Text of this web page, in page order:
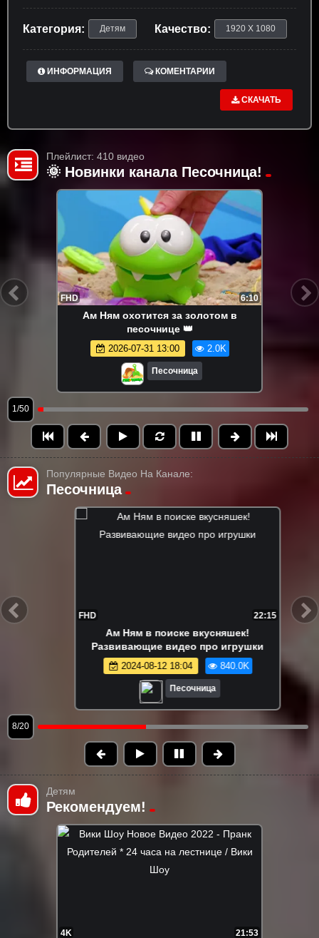
Категория: Детям Качество: 1920 X 1080
ИНФОРМАЦИЯ КОМЕНТАРИИ
СКАЧАТЬ
Плейлист: 410 видео
🌞 Новинки канала Песочница!
FHD 6:10
Ам Ням охотится за золотом в
песочнице 👑
2026-07-31 13:00 2.0K
Песочница
1/50
Популярные Видео На Канале:
Песочница
21:55
Ам Ням играет в съедобное-
несъедобное! 😋 Игры и развивающее
видео про игрушки Om Nom
2024-08-13 15:03 815.3K
Песочница
9/20
Детям
Рекомендуем!
4K 21:53